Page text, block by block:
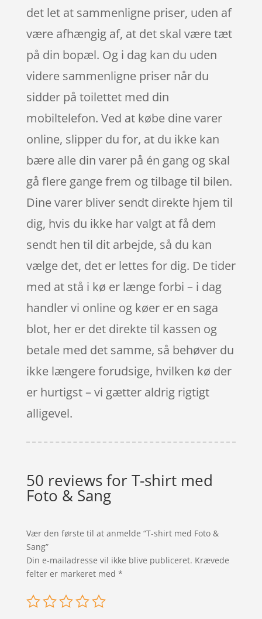
det let at sammenligne priser, uden af
være afhængig af, at det skal være tæt
på din bopæl. Og i dag kan du uden
videre sammenligne priser når du
sidder på toilettet med din
mobiltelefon. Ved at købe dine varer
online, slipper du for, at du ikke kan
bære alle din varer på én gang og skal
gå flere gange frem og tilbage til bilen.
Dine varer bliver sendt direkte hjem til
dig, hvis du ikke har valgt at få dem
sendt hen til dit arbejde, så du kan
vælge det, det er lettes for dig. De tider
med at stå i kø er længe forbi – i dag
handler vi online og køer er en saga
blot, her er det direkte til kassen og
betale med det samme, så behøver du
ikke længere forudsige, hvilken kø der
er hurtigst – vi gætter aldrig rigtigt
alligevel.
50 reviews forT-shirt med
Foto & Sang
Vær den første til at anmelde “T-shirt med Foto &
Sang”
Din e-mailadresse vil ikke blive publiceret. Krævede
felter er markeret med *